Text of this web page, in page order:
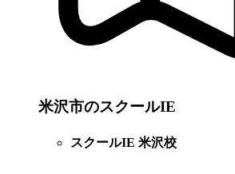
米沢市のスクールIE
スクールIE 米沢校